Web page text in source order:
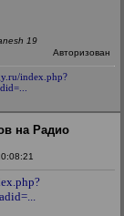
19
Авторизован
index.php?
на Радио